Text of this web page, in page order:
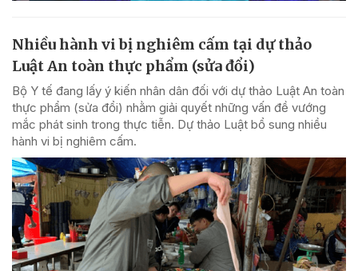
Nhiều hành vi bị nghiêm cấm tại dự thảo
Luật An toàn thực phẩm (sửa đổi)
Bộ Y tế đang lấy ý kiến nhân dân đối với dự thảo Luật An toàn
thực phẩm (sửa đổi) nhằm giải quyết những vấn đề vướng
mắc phát sinh trong thực tiễn. Dự thảo Luật bổ sung nhiều
hành vi bị nghiêm cấm.